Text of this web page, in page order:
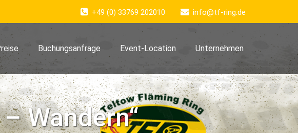
+49 (0) 33769 202010 info@tf-ring.de
Buchungsanfrage Event-Location Unternehmen
Wandern“